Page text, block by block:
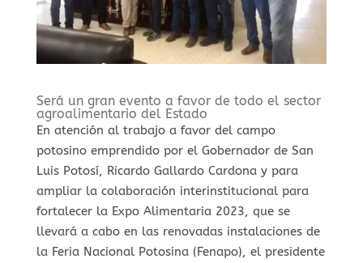
Será un gran evento a favor de todo el sector
agroalimentario del Estado
En atención al trabajo a favor del campo
potosino emprendido por el Gobernador de San
Luis Potosí, Ricardo Gallardo Cardona y para
ampliar la colaboración interinstitucional para
fortalecer la Expo Alimentaria 2023, que se
llevará a cabo en las renovadas instalaciones de
la Feria Nacional Potosina (Fenapo), el presidente